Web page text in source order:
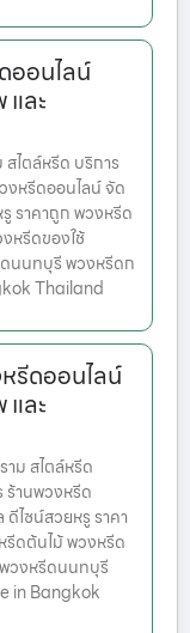
ออนไลน์
และ
ไตล์หรีด บริการ
หรีดออนไลน์ จัด
ราคาถูก พวงหรีด
หรีดของใช้
นนทบุรี พวงหรีดก
Thailand
รีดออนไลน์
และ
ม สไตล์หรีด
ร้านพวงหรีด
ไซน์สวยหรู ราคา
ดต้นไม้ พวงหรีด
วงหรีดนนทบุรี
in Bangkok